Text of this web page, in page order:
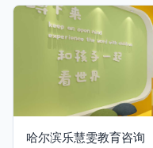
哈尔滨乐慧雯教育咨询